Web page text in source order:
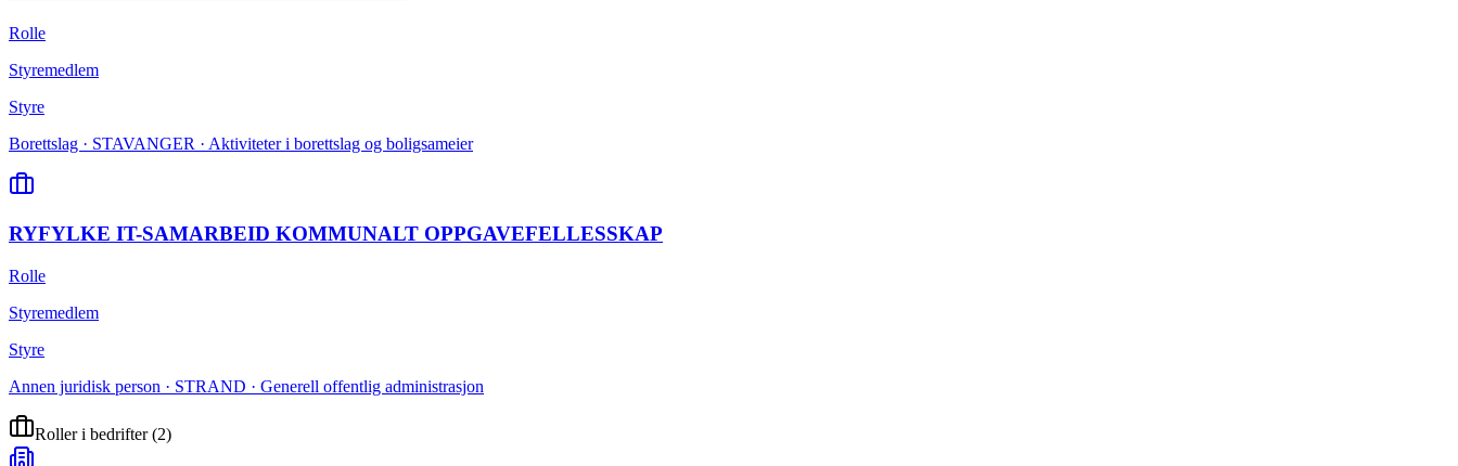
Rolle
Styremedlem
Styre
Borettslag · STAVANGER · Aktiviteter i borettslag og boligsameier
RYFYLKE IT-SAMARBEID KOMMUNALT OPPGAVEFELLESSKAP
Rolle
Styremedlem
Styre
Annen juridisk person · STRAND · Generell offentlig administrasjon
Roller i bedrifter(2)